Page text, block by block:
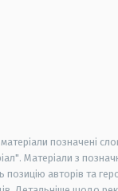
матеріали позначені
Матеріали з
авторів та